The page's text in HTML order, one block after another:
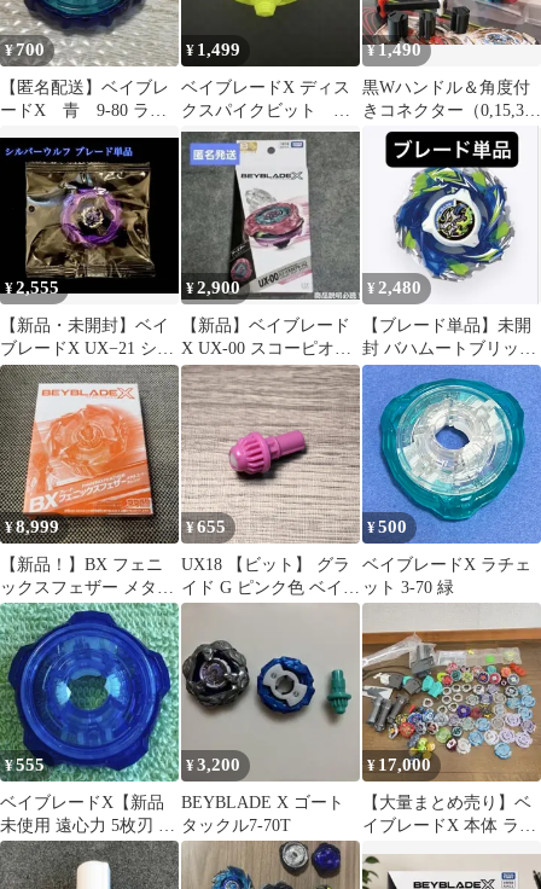
¥700
【匿名配送】ベイブレ
ードX 青 9-80 ラチ
ェットのみ
¥ 1,499
ベイブレードX ディス
クスパイクビット イ
エローカラー
¥1,490
黒Wハンドル＆角度付
きコネクター（0,15,30
度）ベイブレードX 連
結 接続
¥2,555
【新品・未開封】ベイ
ブレードX UX−21 シル
バーウルフブレード単
品
¥2,900
【新品】ベイブレード
X UX-00 スコーピオス
ピア0-70Z ビット
¥2,480
【ブレード単品】未開
封 バハムートブリッツ
BK スペシャルver.ベイ
ブレードX
¥8,999
【新品！】BX フェニ
ックスフェザー メタル
コート：オレンジ / ベ
イブレードX
¥655
UX18 【ビット】 グラ
イド G ピンク色 ベイブ
レードX ベイブレー
ランダムブースター
Vol.8 ドランダガー
¥500
ベイブレードX ラチェ
ット 3-70 緑
¥555
ベイブレードX【新品
未使用 遠心力 5枚刃 バ
ランス】5-80 ラチェッ
ト
¥3,200
BEYBLADE X ゴート
タックル7-70T
¥ 17,000
【大量まとめ売り】ベ
イブレードX 本体 ラン
状品